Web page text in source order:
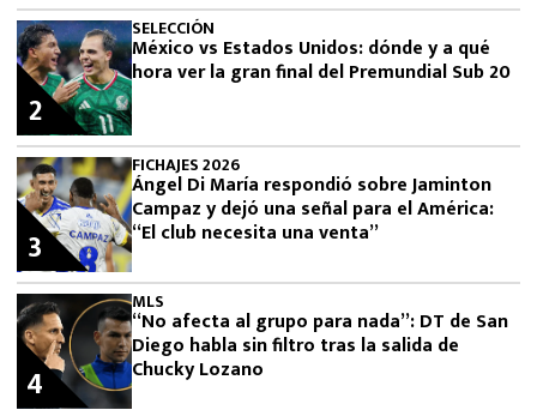
SELECCIÓN
México vs Estados Unidos: dónde y a qué
hora ver la gran final del Premundial Sub 20
2
FICHAJES 2026
Ángel Di María respondió sobre Jaminton
Campaz y dejó una señal para el América:
“El club necesita una venta”
3
MLS
“No afecta al grupo para nada”: DT de San
Diego habla sin filtro tras la salida de
Chucky Lozano
4